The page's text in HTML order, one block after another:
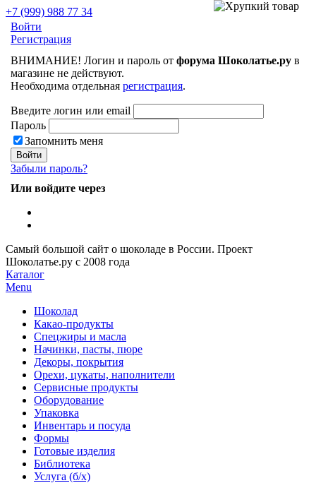
+7 (999) 988 77 34
Войти
Регистрация
ВНИМАНИЕ! Логин и пароль от форума Шоколатье.ру в
магазине не действуют.
Необходима отдельная регистрация.
Введите логин или email
Пароль
Запомнить меня
Забыли пароль?
Или войдите через
Самый большой сайт о шоколаде в России. Проект
Шоколатье.ру с 2008 года
Каталог
Menu
Шоколад
Какао-продукты
Спецжиры и масла
Начинки, пасты, пюре
Декоры, покрытия
Орехи, цукаты, наполнители
Сервисные продукты
Оборудование
Упаковка
Инвентарь и посуда
Формы
Готовые изделия
Библиотека
Услуга (б/х)